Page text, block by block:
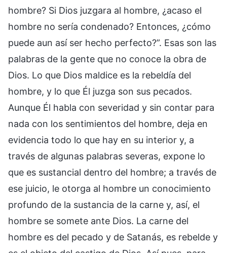
hombre? Si Dios juzgara al hombre, ¿acaso el
hombre no sería condenado? Entonces, ¿cómo
puede aun así ser hecho perfecto?”. Esas son las
palabras de la gente que no conoce la obra de
Dios. Lo que Dios maldice es la rebeldía del
hombre, y lo que Él juzga son sus pecados.
Aunque Él habla con severidad y sin contar para
nada con los sentimientos del hombre, deja en
evidencia todo lo que hay en su interior y, a
través de algunas palabras severas, expone lo
que es sustancial dentro del hombre; a través de
ese juicio, le otorga al hombre un conocimiento
profundo de la sustancia de la carne y, así, el
hombre se somete ante Dios. La carne del
hombre es del pecado y de Satanás, es rebelde y